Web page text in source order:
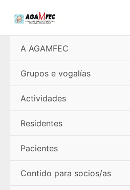
A AGAMFEC
Grupos e vogalías
Actividades
Residentes
Pacientes
Contido para socios/as